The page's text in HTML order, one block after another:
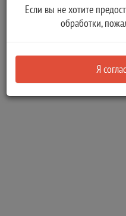
Если вы не хотите
обработки,
Я